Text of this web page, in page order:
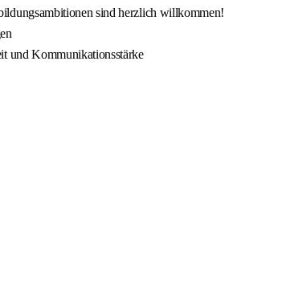
sind herzlich willkommen!
und Kommunikationsstärke